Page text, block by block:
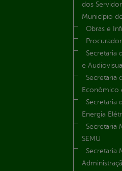
dos
Município
Obras e
Secretaria
e
Secretaria
Econômico
Secretaria
Energia
Secretaria
SEMU
Secretaria